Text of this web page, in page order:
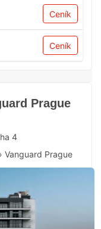
Prague
4
Vanguard Prague
Ceník
Ceník